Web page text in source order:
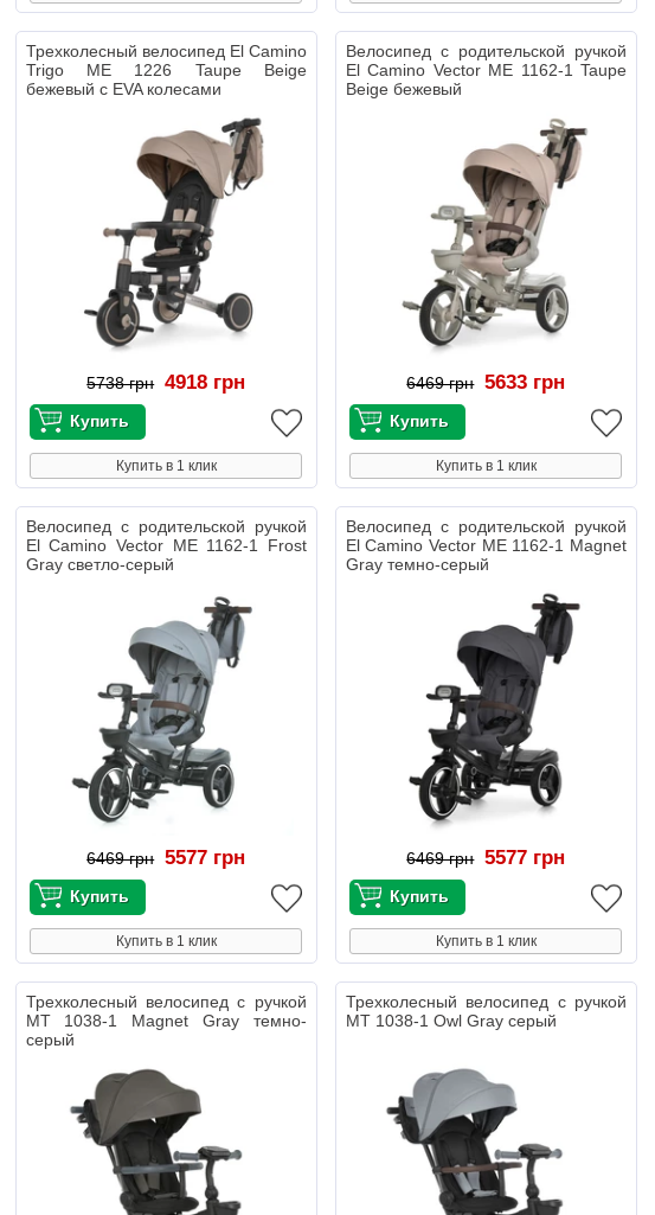
Трехколесный велосипед El Camino
Trigo ME 1226 Taupe Beige
бежевый с EVA колесами
5738 грн 4918 грн
Купить в 1 клик
Велосипед с родительской ручкой
El Camino Vector ME 1162-1 Taupe
Beige бежевый
6469 грн 5633 грн
Купить в 1 клик
Велосипед с родительской ручкой
El Camino Vector ME 1162-1 Frost
Gray светло-серый
6469 грн 5577 грн
Купить в 1 клик
Велосипед с родительской ручкой
El Camino Vector ME 1162-1 Magnet
Gray темно-серый
6469 грн 5577 грн
Купить в 1 клик
Трехколесный велосипед с ручкой
MT 1038-1 Magnet Gray темно-
серый
Трехколесный велосипед с ручкой
MT 1038-1 Owl Gray серый